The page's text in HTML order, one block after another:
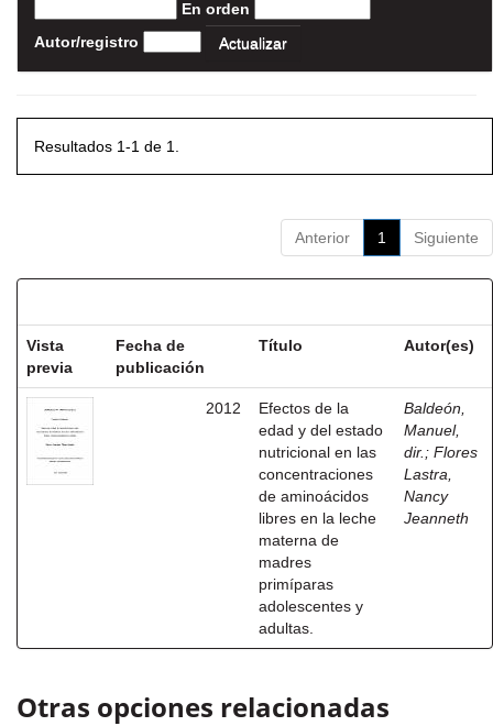
En orden
Autor/registro
Resultados 1-1 de 1.
Anterior 1 Siguiente
Vista
previa
Fecha de
publicación
Título Autor(es)
2012
Efectos de la
edad y del estado
nutricional en las
concentraciones
de aminoácidos
libres en la leche
materna de
madres
primíparas
adolescentes y
adultas.
Baldeón,
Manuel,
dir. ; Flores
Lastra,
Nancy
Jeanneth
Otras opciones relacionadas